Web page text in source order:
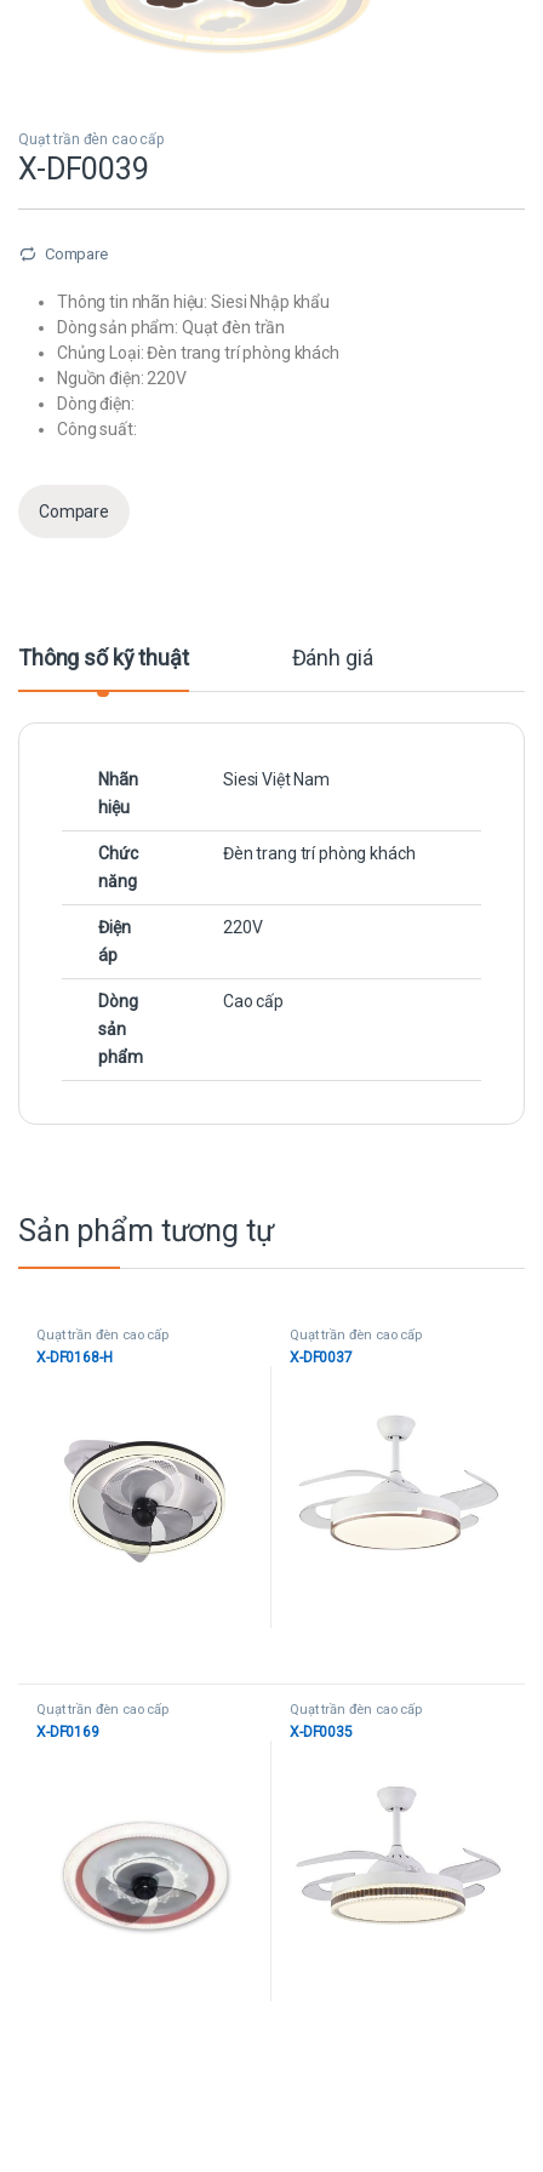
Quạt trần đèn cao cấp
X-DF0039
Compare
Thông tin nhãn hiệu: Siesi Nhập khẩu
Dòng sản phẩm: Quạt đèn trần
Chủng Loại: Đèn trang trí phòng khách
Nguồn điện: 220V
Dòng điện:
Công suất:
Compare
Thông số kỹ thuật Đánh giá
Nhãn
hiệu
Siesi Việt Nam
Chức
năng
Đèn trang trí phòng khách
Điện
áp
220V
Dòng
sản
phẩm
Cao cấp
Sản phẩm tương tự
Quạt trần đèn cao cấp
X-DF0168-H
Quạt trần đèn cao cấp
X-DF0037
Quạt trần đèn cao cấp
X-DF0169
Quạt trần đèn cao cấp
X-DF0035